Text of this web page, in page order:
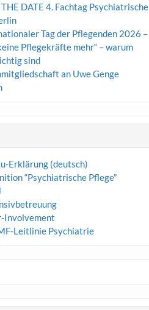
THE DATE 4. Fachtag Psychiatrische
Tag der Pflegenden 2026 –
Pflegekräfte mehr“ – warum
sind
an Uwe Genge
Erklärung (deutsch)
“Psychiatrische Pflege”
Involvement
Leitlinie Psychiatrie